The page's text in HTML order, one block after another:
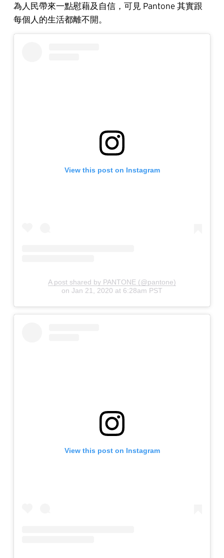
為人民帶來一點慰藉及自信，可見 Pantone 其實跟
每個人的生活都離不開。
View this post on Instagram
A post shared by PANTONE (@pantone)
on Jan 21, 2020 at 6:28am PST
View this post on Instagram